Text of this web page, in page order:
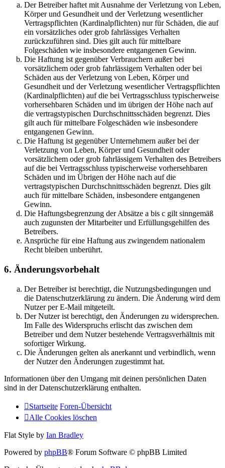
Der Betreiber haftet mit Ausnahme der Verletzung von Leben,
Körper und Gesundheit und der Verletzung wesentlicher
Vertragspflichten (Kardinalpflichten) nur für Schäden, die auf
ein vorsätzliches oder grob fahrlässiges Verhalten
zurückzuführen sind. Dies gilt auch für mittelbare
Folgeschäden wie insbesondere entgangenen Gewinn.
Die Haftung ist gegenüber Verbrauchern außer bei
vorsätzlichem oder grob fahrlässigem Verhalten oder bei
Schäden aus der Verletzung von Leben, Körper und
Gesundheit und der Verletzung wesentlicher Vertragspflichten
(Kardinalpflichten) auf die bei Vertragsschluss typischerweise
vorhersehbaren Schäden und im übrigen der Höhe nach auf
die vertragstypischen Durchschnittsschäden begrenzt. Dies
gilt auch für mittelbare Folgeschäden wie insbesondere
entgangenen Gewinn.
Die Haftung ist gegenüber Unternehmern außer bei der
Verletzung von Leben, Körper und Gesundheit oder
vorsätzlichem oder grob fahrlässigem Verhalten des Betreibers
auf die bei Vertragsschluss typischerweise vorhersehbaren
Schäden und im Übrigen der Höhe nach auf die
vertragstypischen Durchschnittsschäden begrenzt. Dies gilt
auch für mittelbare Schäden, insbesondere entgangenen
Gewinn.
Die Haftungsbegrenzung der Absätze a bis c gilt sinngemäß
auch zugunsten der Mitarbeiter und Erfüllungsgehilfen des
Betreibers.
Ansprüche für eine Haftung aus zwingendem nationalem
Recht bleiben unberührt.
6. Änderungsvorbehalt
Der Betreiber ist berechtigt, die Nutzungsbedingungen und
die Datenschutzerklärung zu ändern. Die Änderung wird dem
Nutzer per E-Mail mitgeteilt.
Der Nutzer ist berechtigt, den Änderungen zu widersprechen.
Im Falle des Widerspruchs erlischt das zwischen dem
Betreiber und dem Nutzer bestehende Vertragsverhältnis mit
sofortiger Wirkung.
Die Änderungen gelten als anerkannt und verbindlich, wenn
der Nutzer den Änderungen zugestimmt hat.
Informationen über den Umgang mit deinen persönlichen Daten
sind in der Datenschutzerklärung enthalten.
Startseite Foren-Übersicht
Alle Cookies löschen
Flat Style by Ian Bradley
Powered by phpBB® Forum Software © phpBB Limited